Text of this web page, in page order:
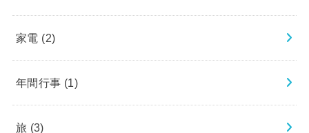
家電 (2)
年間行事 (1)
旅 (3)